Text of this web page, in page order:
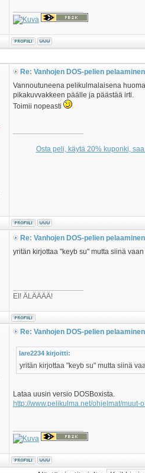
Re: Vanhojen DOS-pelien
Vannoutuneena pelikulmalaisena
pikakuvvakkeen päälle ja päästää irti.
Toimii nopeasti
Osta peli, käytä 20% kuponki,
Re: Vanhojen DOS-pelien
yritän kirjottaa "keyb su" mutta siinä
EI! ÄLÄÄÄÄ!
Re: Vanhojen DOS-pelien
lare2234 kirjoitti:
yritän kirjottaa "keyb su" mutta siinä
Lataa uusin versio DOSBoxista.
http://www.pelikulma.net/ohjelmat/muut-